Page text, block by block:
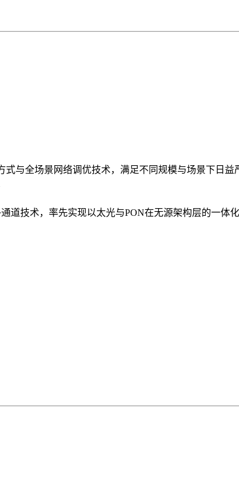
与全场景网络调优技术，满足不同规模与场景下日
道技术，率先实现以太光与PON在无源架构层的一体化